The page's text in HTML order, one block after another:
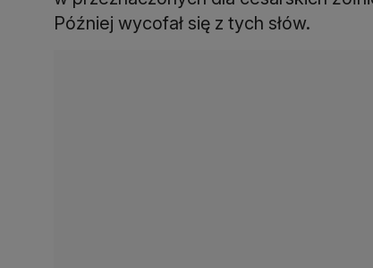
Później wycofał się z tych słów.